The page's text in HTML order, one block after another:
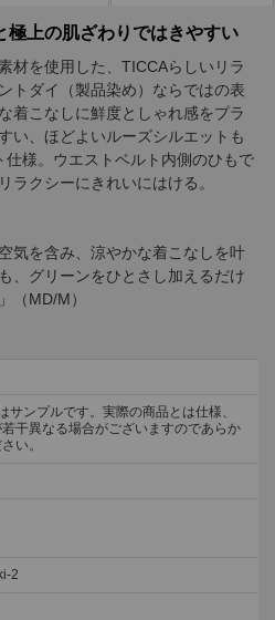
極上の肌ざわりではきやすい
材を使用した、TICCAらしいリラ
トダイ（製品染め）ならではの表
着こなしに鮮度としゃれ感をプラ
い、ほどよいルーズシルエットも
様。ウエストベルト内側のひもで
ラクシーにきれいにはける。
気を含み、涼やかな着こなしを叶
、グリーンをひとさし加えるだけ
（MD/M）
サンプルです。実際の商品とは仕様、
干異なる場合がございますのであらか
い。
2